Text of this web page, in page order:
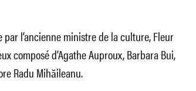
l’ancienne ministre de la culture, Fleur
composé d’Agathe Auproux, Barbara Bui,
Radu Mihăileanu.